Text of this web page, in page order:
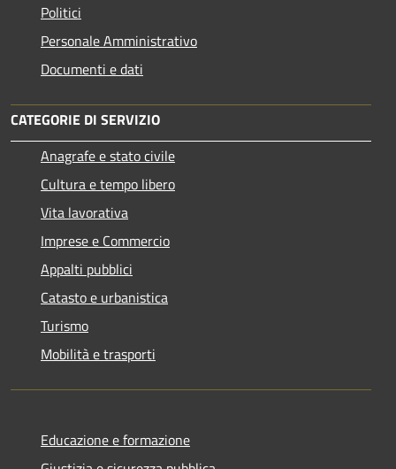
Politici
Personale Amministrativo
Documenti e dati
CATEGORIE DI SERVIZIO
Anagrafe e stato civile
Cultura e tempo libero
Vita lavorativa
Imprese e Commercio
Appalti pubblici
Catasto e urbanistica
Turismo
Mobilità e trasporti
Educazione e formazione